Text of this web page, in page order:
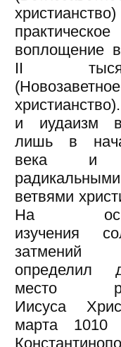
практическое
воплощение
II
(Новозаветное
и иудаизм
лишь в
века и
радикальными
ветвями
На
изучения
затмений
определил
место
Иисуса
марта 1010